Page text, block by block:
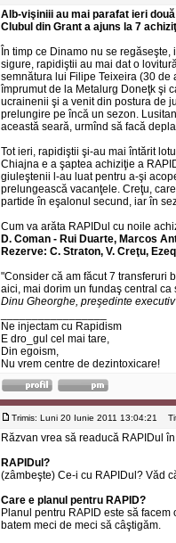
Alb-vişiniii au mai parafat ieri
Clubul din Grant a ajuns la 7
În timp ce Dinamo nu se
sigure, rapidiştii au mai dat o
semnătura lui Filipe Teixeira (30
împrumut de la Metalurg Doneţk şi
ucrainenii şi a venit din postura de
prelungire pe încă un sezon.
această seară, urmînd să facă
Tot ieri, rapidiştii şi-au mai întărit
Chiajna e a şaptea achiziţie a
giuleştenii l-au luat pentru a-şi
prelungească vacanţele. Creţu,
partide în eşalonul secund, iar în
Cum va arăta RAPIDul cu noile
D. Coman - Rui Duarte, Marcos
Rezerve: C. Straton, V. Creţu,
"Consider că am făcut 7 transferuri
aici, mai dorim un fundaş central
Dinu Gheorghe, preşedinte
Ne injectam cu Rapidism
E dro_gul cel mai tare,
Din egoism,
Nu vrem centre de dezintoxicare!
Trimis: Luni 20 Iunie 2011 13:04:21
Răzvan vrea să readucă RAPIDul
RAPIDul?
(zâmbeşte) Ce-i cu RAPIDul? Văd
Care e planul pentru RAPID?
Planul pentru RAPID este să
batem meci de meci să câştigăm.